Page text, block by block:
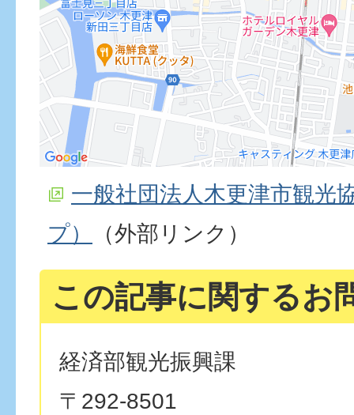
一般社団法人木更津市観光
プ）
（外部リンク）
この記事に関するお
経済部観光振興課
〒292-8501